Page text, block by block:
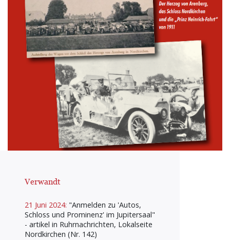
Verwandt
21 Juni 2024: "Anmelden zu 'Autos,
Schloss und Prominenz' im Jupitersaal"
- artikel in Ruhrnachrichten, Lokalseite
Nordkirchen (Nr. 142)